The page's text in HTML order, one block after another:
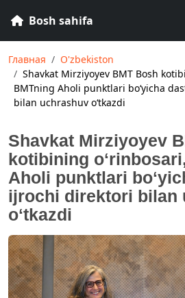
Bosh sahifa
Главная
O'zbekiston
Shavkat Mirziyoyev BMT Bosh
BMTning Aholi punktlari boʻyicha
bilan uchrashuv oʻtkazdi
Shavkat Mirziyoyev
kotibining
Aholi punktlari
ijrochi direktori bilan
oʻtkazdi